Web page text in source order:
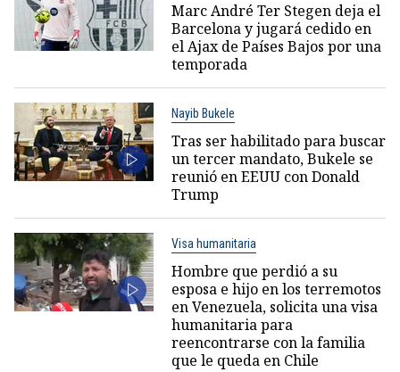
Marc André Ter Stegen deja el
Barcelona y jugará cedido en
el Ajax de Países Bajos por una
temporada
Nayib Bukele
Tras ser habilitado para buscar
un tercer mandato, Bukele se
reunió en EEUU con Donald
Trump
Visa humanitaria
Hombre que perdió a su
esposa e hijo en los terremotos
en Venezuela, solicita una visa
humanitaria para
reencontrarse con la familia
que le queda en Chile